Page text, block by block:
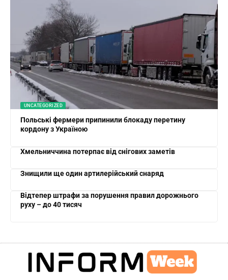
UNCATEGORIZED
Польські фермери припинили блокаду перетину
кордону з Україною
Хмельниччина потерпає від снігових заметів
Знищили ще один артилерійський снаряд
Відтепер штрафи за порушення правил дорожнього
руху – до 40 тисяч